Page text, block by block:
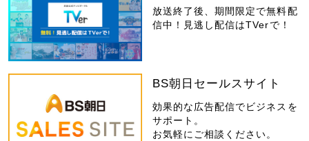
放送終了後、期間限定で無料配
信中！見逃し配信はTVerで！
BS朝日セールスサイト
効果的な広告配信でビジネスを
サポート。
お気軽にご相談ください。